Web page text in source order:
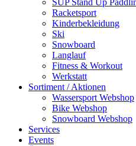
SUP Stand Up
Racketsport
Kinderbekleidung
Ski
Snowboard
Langlauf
Fitness & Workout
Werkstatt
Sortiment / Aktionen
Wassersport Webshop
Bike Webshop
Snowboard Webshop
Services
Events